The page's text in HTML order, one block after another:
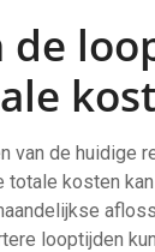
de
van de huidige
totale kosten
looptijden